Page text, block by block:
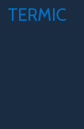
TERMIC